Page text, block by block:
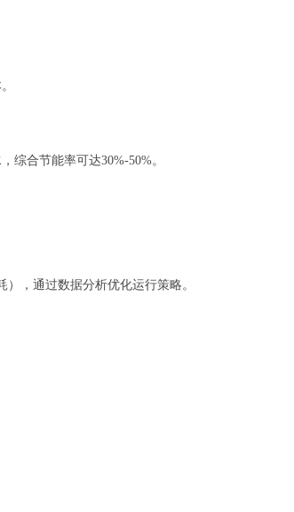
综合节能率可达30%-50%。
，通过数据分析优化运行策略。